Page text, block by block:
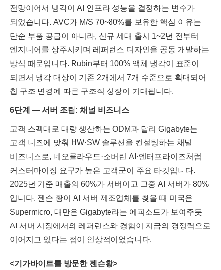
전망이어서 냉각이 AI 인프라 성능을 결정하는 변수가
되었습니다. AVC가 M/S 70~80%를 보유한 핵심 이유는
단순 부품 공급이 아니라, 신규 세대 출시 1~2년 전부터
엔지니어를 상주시키며 레퍼런스 디자인을 공동 개발하는
방식 때문입니다. Rubin부터 100% 액체 냉각이 표준이
되면서 냉각 대상이 기존 2개에서 7개 수준으로 확대되어
칩 구조 변경에 따른 구조적 성장이 기대됩니다.
6단계 — 서버 조립: 채널 비즈니스
고객 스펙대로 대량 생산하는 ODM과 달리 Gigabyte는
고객 니즈에 맞춰 HW·SW 솔루션을 컨설팅하는 채널
비즈니스로, 네오클라우드·소버린 AI·엔터프라이즈처럼
커스터마이징 요구가 높은 고객군이 주요 타깃입니다.
2025년 기준 매출의 60%가 서버이고 그중 AI 서버가 80%
입니다. 젠슨 황이 AI 서버 제조업체를 찾을 때 미국은
Supermicro, 대만은 Gigabyte라는 에피소드가 보여주듯
AI 서버 시장에서의 레퍼런스와 경험이 지금의 경쟁력으로
이어지고 있다는 점이 인상적이었습니다.
<기가바이트를 방문한 젠슨황>